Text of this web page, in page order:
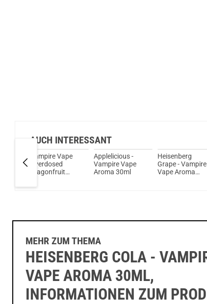
AUCH INTERESSANT
Vampire Vape
Overdosed
Dragonfruit
Aroma
Applelicious -
Vampire Vape
Aroma 30ml
Heisenberg
Grape - Vampire
Vape Aroma
MEHR ZUM THEMA
HEISENBERG COLA -
VAPE AROMA 30ML,
INFORMATIONEN ZUM